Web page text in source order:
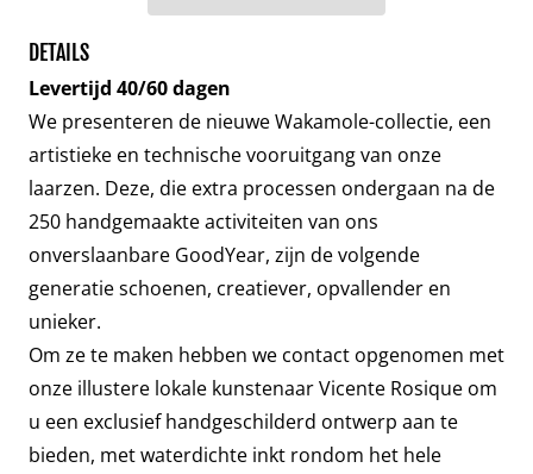
DETAILS
Levertijd 40/60 dagen
We presenteren de nieuwe Wakamole-collectie, een
artistieke en technische vooruitgang van onze
laarzen. Deze, die extra processen ondergaan na de
250 handgemaakte activiteiten van ons
onverslaanbare GoodYear, zijn de volgende
generatie schoenen, creatiever, opvallender en
unieker.
Om ze te maken hebben we contact opgenomen met
onze illustere lokale kunstenaar Vicente Rosique om
u een exclusief handgeschilderd ontwerp aan te
bieden, met waterdichte inkt rondom het hele